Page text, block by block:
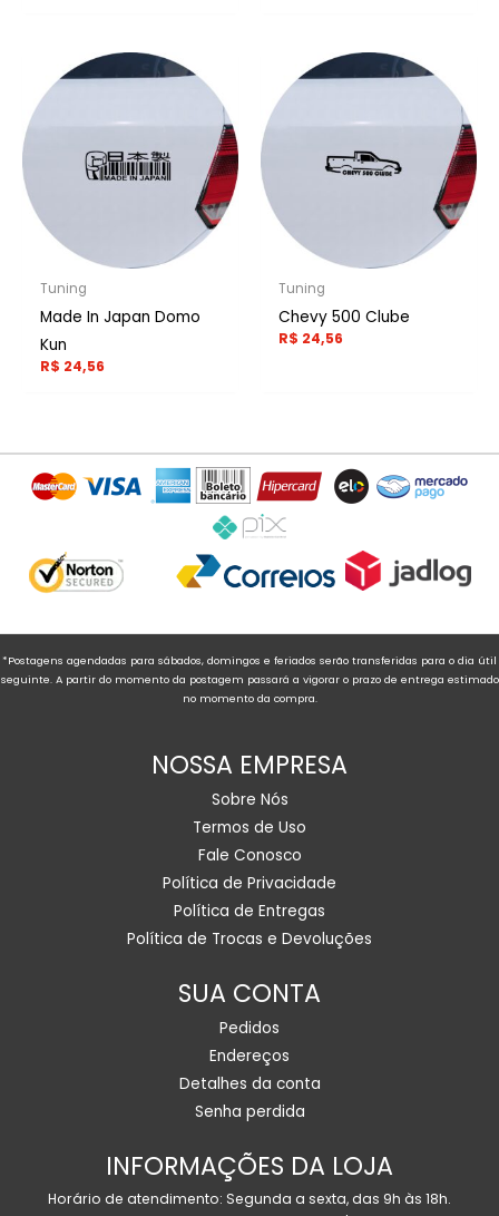
Tuning
Made In Japan Domo
Kun
R$ 24,56
Tuning
Chevy 500 Clube
R$ 24,56
*Postagens agendadas para sábados, domingos e feriados serão transferidas para o dia útil
seguinte. A partir do momento da postagem passará a vigorar o prazo de entrega estimado
no momento da compra.
NOSSA EMPRESA
Sobre Nós
Termos de Uso
Fale Conosco
Política de Privacidade
Política de Entregas
Política de Trocas e Devoluções
SUA CONTA
Pedidos
Endereços
Detalhes da conta
Senha perdida
INFORMAÇÕES DA LOJA
Horário de atendimento: Segunda a sexta, das 9h às 18h.